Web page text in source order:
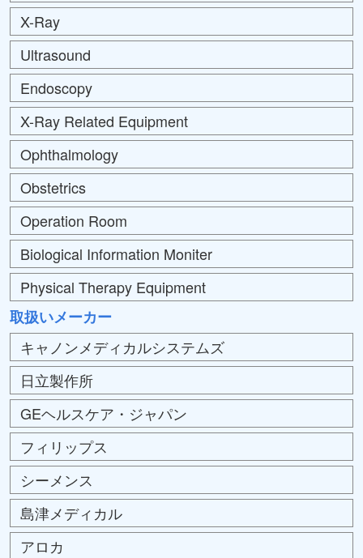
X-Ray
Ultrasound
Endoscopy
X-Ray Related Equipment
Ophthalmology
Obstetrics
Operation Room
Biological Information Moniter
Physical Therapy Equipment
取扱いメーカー
キャノンメディカルシステムズ
日立製作所
GEヘルスケア・ジャパン
フィリップス
シーメンス
島津メディカル
アロカ